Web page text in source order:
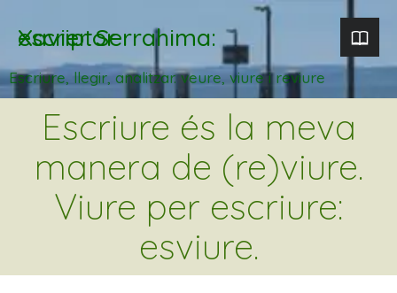
Xavier Serrahima: escriptor
Escriure, llegir, analitzar. veure, viure i reviure
Escriure és la meva
manera de (re)viure.
Viure per escriure:
esviure.